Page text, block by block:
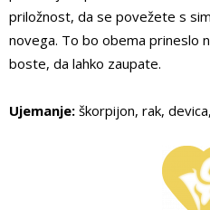
priložnost, da se povežete s
novega. To bo obema prineslo
boste, da lahko zaupate.
Ujemanje: škorpijon, rak,